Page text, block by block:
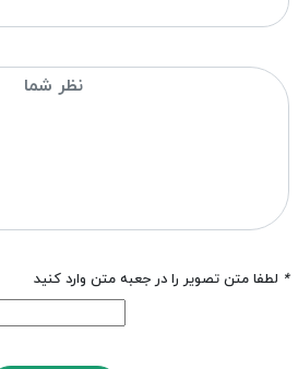
* لطفا متن تصویر را در جعبه متن وارد کنید